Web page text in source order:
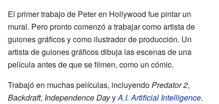
El primer trabajo de Peter en Hollywood fue pintar un
mural. Pero pronto comenzó a trabajar como artista de
guiones gráficos y como ilustrador de producción. Un
artista de guiones gráficos dibuja las escenas de una
película antes de que se filmen, como un cómic.
Trabajó en muchas películas, incluyendoPredator 2,
Backdraft, Independence DayyA.I. Artificial Intelligence.